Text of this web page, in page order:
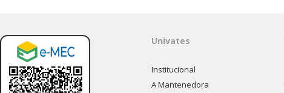
Univates
Institucional
A Mantenedora